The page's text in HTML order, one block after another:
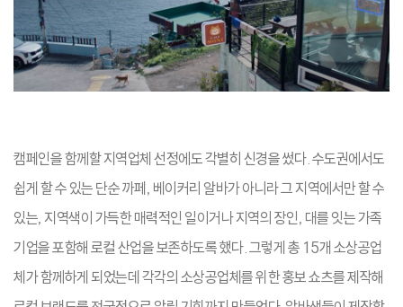
캠페인을 함께할 지역업체 선정에도 각별히 신경을 썼다. 수도권에서도
쉽게 할 수 있는 단순 까페, 베이커리 알바가 아니라 그 지역에서만 할 수
있는, 지역색이 가득한 매력적인 일이거나 지역의 장인, 대를 잇는 가족
기업을 포함해 로컬 산업을 보존하도록 했다. 그렇게 총 15개 소상공업
체가 함께하게 되었는데 각각의 소상공업체를 위한 홍보 쇼츠를 제작해